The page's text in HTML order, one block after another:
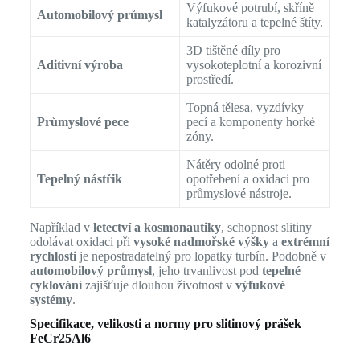
Automobilový průmysl
Výfukové potrubí, skříně
katalyzátoru a tepelné štíty.
Aditivní výroba
3D tištěné díly pro
vysokoteplotní a korozivní
prostředí.
Průmyslové pece
Topná tělesa, vyzdívky
pecí a komponenty horké
zóny.
Tepelný nástřik
Nátěry odolné proti
opotřebení a oxidaci pro
průmyslové nástroje.
Například v letectví a kosmonautiky, schopnost slitiny
odolávat oxidaci při vysoké nadmořské výškya extrémní
rychlostije nepostradatelný pro lopatky turbín. Podobně v
automobilový průmysl, jeho trvanlivost pod tepelné
cyklovánízajišťuje dlouhou životnost v výfukové
systémy.
Specifikace, velikosti a normy pro slitinový prášek
FeCr25Al6